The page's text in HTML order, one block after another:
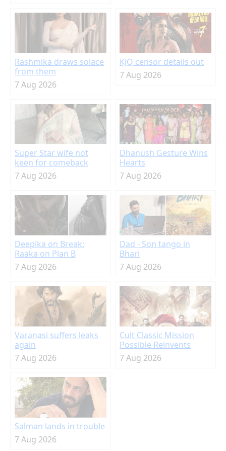
Rashmika draws solace
from them
7 Aug 2026
KJQ censor details out
7 Aug 2026
Super Star wife not
keen for comeback
7 Aug 2026
Dhanush Gesture Wins
Hearts
7 Aug 2026
Deepika on Break:
Raaka on Plan B
7 Aug 2026
Dad - Son tango in
Bhari
7 Aug 2026
Varanasi suffers leaks
again
7 Aug 2026
Cult Classic Mission
Possible Reinvents
7 Aug 2026
Salman lands in trouble
7 Aug 2026